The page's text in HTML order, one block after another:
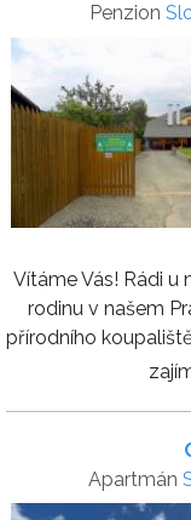
Penzion
Vítáme Vás! Rádi u
rodinu v našem
přírodního
Apartmán